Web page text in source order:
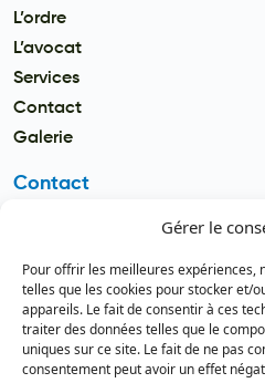
Gérer le
Pour offrir les meilleures expériences,
telles que les cookies pour stocker et/
appareils. Le fait de consentir à ces
traiter des données telles que le
uniques sur ce site. Le fait de ne pas
consentement peut avoir un effet
L’ordre
L’avocat
Services
Contact
Galerie
Contact
secretariat.batonnier@barreau
dutogo.tg
Téléphone
(+228) 22 22 08 82 / 93 99 09 35
(+228) 22 21 67 52